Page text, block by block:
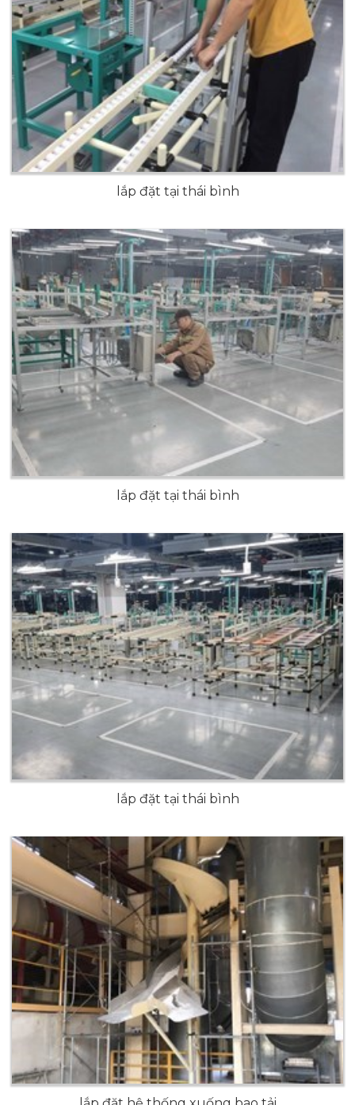
lắp đặt tại thái bình
lắp đặt tại thái bình
lắp đặt tại thái bình